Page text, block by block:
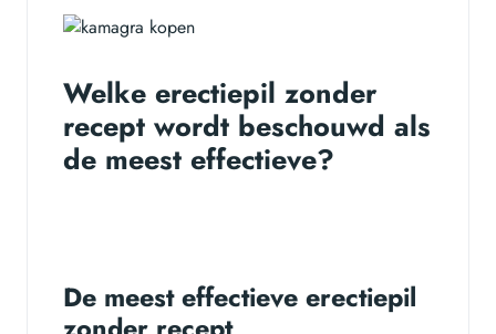
Welke erectiepil zonder
recept wordt beschouwd als
de meest effectieve?
De meest effectieve erectiepil